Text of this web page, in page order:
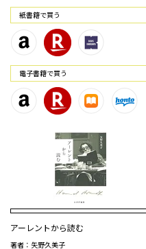
紙書籍で買う
電⼦書籍で買う
アーレントから読む
著者：矢野久美子